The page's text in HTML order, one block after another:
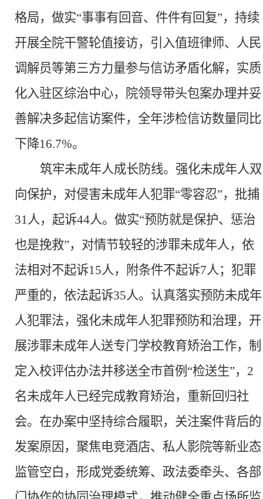
格局，做实“事事有回音、件件有回复”，持续
开展全院干警轮值接访，引入值班律师、人民
调解员等第三方力量参与信访矛盾化解，实质
化入驻区综治中心，院领导带头包案办理并妥
善解决多起信访案件，全年涉检信访数量同比
下降16.7%。
筑牢未成年人成长防线。 强化未成年人双
向保护，对侵害未成年人犯罪“零容忍”，批捕
31人，起诉44人。做实“预防就是保护、惩治
也是挽救”，对情节较轻的涉罪未成年人，依
法相对不起诉15人，附条件不起诉7人；犯罪
严重的，依法起诉35人。认真落实预防未成年
人犯罪法，强化未成年人犯罪预防和治理，开
展涉罪未成年人送专门学校教育矫治工作，制
定入校评估办法并移送全市首例“检送生”，2
名未成年人已经完成教育矫治，重新回归社
会。在办案中坚持综合履职，关注案件背后的
发案原因，聚焦电竞酒店、私人影院等新业态
监管空白，形成党委统筹、政法委牵头、各部